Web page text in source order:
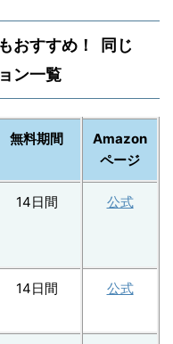
おすすめ！ 同じ
ン一覧
無料期間
Amazon
ページ
14日間 公式
14日間 公式